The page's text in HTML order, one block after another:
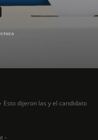
Esto dijeron las y el candidato
-